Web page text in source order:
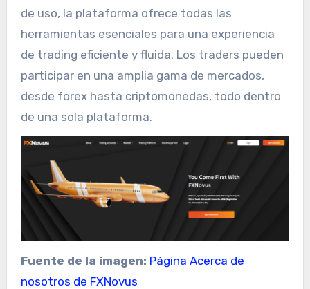
de uso, la plataforma ofrece todas las
herramientas esenciales para una experiencia
de trading eficiente y fluida. Los traders pueden
participar en una amplia gama de mercados,
desde forex hasta criptomonedas, todo dentro
de una sola plataforma.
Fuente de la imagen: Página Acerca de
nosotros de FXNovus